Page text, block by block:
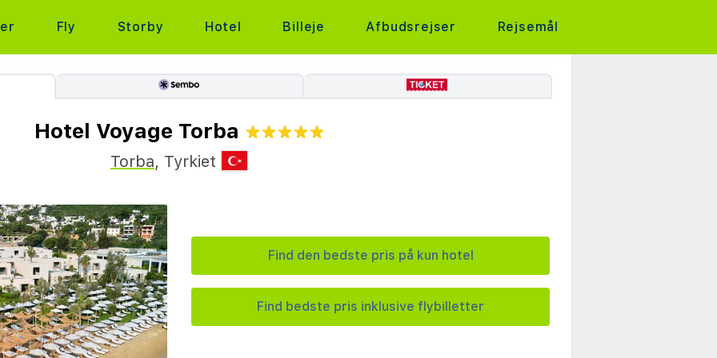
Fly Storby Hotel Billeje Afbudsrejser Rejsemål
Hotel Voyage Torba
Torba, Tyrkiet
Find den bedste pris på kun hotel
Find bedste pris inklusive flybilletter